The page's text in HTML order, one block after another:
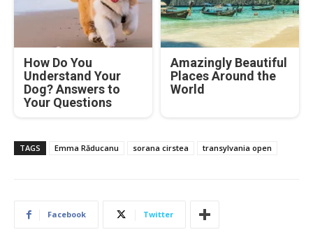
How Do You
Understand Your
Dog? Answers to
Your Questions
Amazingly Beautiful
Places Around the
World
TAGS Emma Răducanu sorana cirstea transylvania open
Facebook Twitter